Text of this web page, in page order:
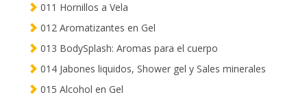
011 Hornillos a Vela
012 Aromatizantes en Gel
013 BodySplash: Aromas para el cuerpo
014 Jabones liquidos, Shower gel y Sales minerales
015 Alcohol en Gel